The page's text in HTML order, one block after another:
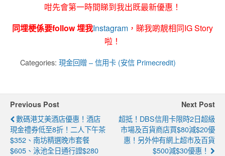
咁先會第一時間睇到我出既最新優惠！
同埋梗係要follow 埋我Instagram ，睇我啲靚相同IG Story
啦！
Categories: 現金回贈 – 信用卡 (安信 Primecredit)
Previous Post
數碼港艾美酒店優惠！酒店
現金禮券低至8折！二人下午茶
$352、南坊精選晚市套餐
$605、泳池全日通行證$280
Next Post
超抵！DBS信用卡限時2日超級
市場及百貨商店買$80減$20優
惠！另外仲有網上超市及百貨
$500減$30優惠！